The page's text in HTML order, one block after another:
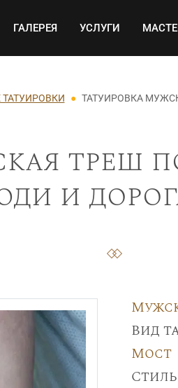
ГАЛЕРЕЯ УСЛУГИ
ТАТУИРОВКА
треш
и
Вид
Мост